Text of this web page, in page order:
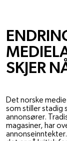
SKJER
Det norske
som stiller stadig
annonsører.
magasiner, har